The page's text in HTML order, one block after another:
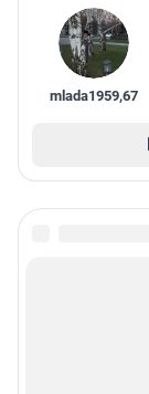
mlada1959,67